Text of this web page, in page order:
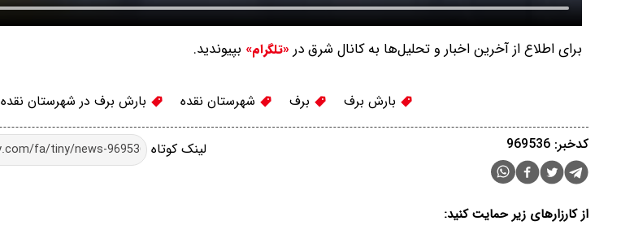
برای اطلاع از آخرین اخبار و تحلیل‌ها به کانال شرق در «تلگرام» بپیوندید.
بارش برف برف شهرستان نقده بارش برف در شهرستان نقده
لینک کوتاه کدخبر: 969536
از کارزارهای زیر حمایت کنید: